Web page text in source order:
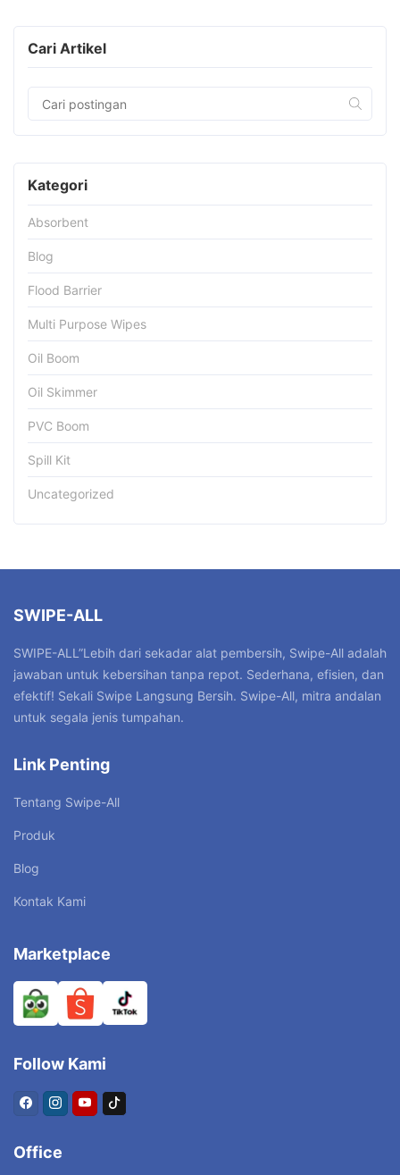
Cari Artikel
Kategori
Absorbent
Blog
Flood Barrier
Multi Purpose Wipes
Oil Boom
Oil Skimmer
PVC Boom
Spill Kit
Uncategorized
SWIPE-ALL
SWIPE-ALL”Lebih dari sekadar alat pembersih, Swipe-All adalah
jawaban untuk kebersihan tanpa repot. Sederhana, efisien, dan
efektif! Sekali Swipe Langsung Bersih. Swipe-All, mitra andalan
untuk segala jenis tumpahan.
Link Penting
Tentang Swipe-All
Produk
Blog
Kontak Kami
Marketplace
Follow Kami
Office